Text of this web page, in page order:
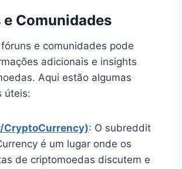
e Comunidades
e comunidades pode
adicionais e insights
Aqui estão algumas
úteis:
CryptoCurrency): O subreddit
é um lugar onde os
de criptomoedas discutem e